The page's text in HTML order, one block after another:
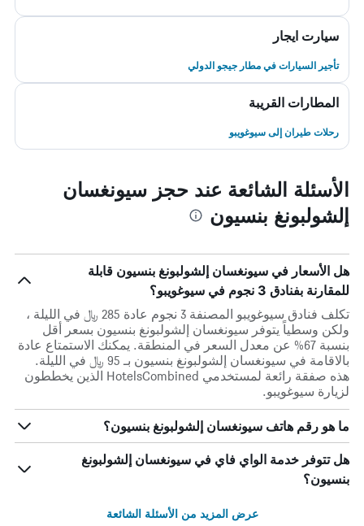
سيارت ايجار
تأجير السيارات في مطار جيجو الدولي
المطارات القريبة
رحلات طيران إلى سيوغويبو
الأسئلة الشائعة عند حجز سيونغسان
إلشولبونغ بنسيون
هل الأسعار في سيونغسان إلشولبونغ بنسيون قابلة
للمقارنة بفنادق 3 نجوم في سيوغويبو؟
تكلف فنادق سيوغويبو المصنفة 3 نجوم عادة 285 ﷼ في الليلة ،
ولكن وسطياً يتوفر سيونغسان إلشولبونغ بنسيون بسعر أقل
بنسبة 67% عن معدل السعر في المنطقة. يمكنك الاستمتاع عادة
بالاقامة في سيونغسان إلشولبونغ بنسيون بـ 95 ﷼ في الليلة.
هذه صفقة رائعة لمستخدمي HotelsCombined الذين يخططون
لزيارة سيوغويبو.
ما هو رقم هاتف سيونغسان إلشولبونغ بنسيون؟
هل تتوفر خدمة الواي فاي في سيونغسان إلشولبونغ
بنسيون؟
عرض المزيد من الأسئلة الشائعة